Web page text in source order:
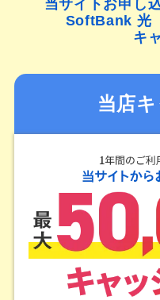
当サイトお申し
SoftBank 光
キ
当店